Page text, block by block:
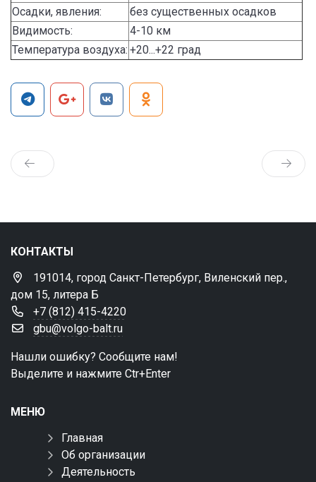
Осадки, явления:
без существенных осадков
Видимость:
4-10 км
Температура воздуха: +20...+22 град
КОНТАКТЫ
191014, город Санкт-Петербург, Виленский пер.,
дом 15, литера Б
+7 (812) 415-4220
gbu@volgo-balt.ru
Нашли ошибку? Сообщите нам!
Выделите и нажмите Ctr+Enter
МЕНЮ
Главная
Об организации
Деятельность